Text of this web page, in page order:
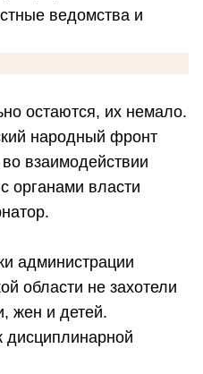
ведомства и
остаются, их немало.
народный фронт
взаимодействии
органами власти
администрации
области не захотели
жен и детей.
дисциплинарной